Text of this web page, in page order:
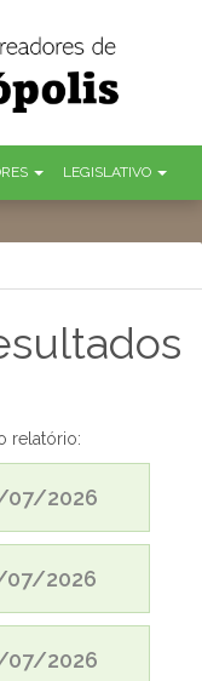
LEGISLATIVO
relatório:
07/2026
07/2026
07/2026